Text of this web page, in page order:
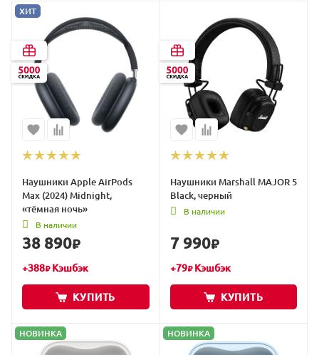
ХИТ
Наушники Apple AirPods
Max (2024) Midnight,
«тёмная ночь»
В наличии
38 890₽
+388₽Кэшбэк
КУПИТЬ
Наушники Marshall MAJOR 5
Black, черный
В наличии
7 990₽
+79₽Кэшбэк
КУПИТЬ
НОВИНКА НОВИНКА